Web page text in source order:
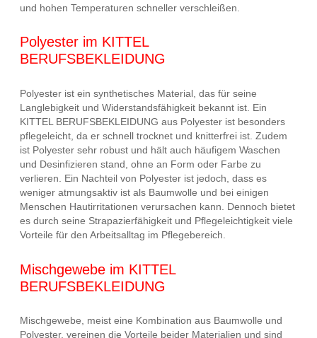
und hohen Temperaturen schneller verschleißen.
Polyester im KITTEL
BERUFSBEKLEIDUNG
Polyester ist ein synthetisches Material, das für seine
Langlebigkeit und Widerstandsfähigkeit bekannt ist. Ein
KITTEL BERUFSBEKLEIDUNG aus Polyester ist besonders
pflegeleicht, da er schnell trocknet und knitterfrei ist. Zudem
ist Polyester sehr robust und hält auch häufigem Waschen
und Desinfizieren stand, ohne an Form oder Farbe zu
verlieren. Ein Nachteil von Polyester ist jedoch, dass es
weniger atmungsaktiv ist als Baumwolle und bei einigen
Menschen Hautirritationen verursachen kann. Dennoch bietet
es durch seine Strapazierfähigkeit und Pflegeleichtigkeit viele
Vorteile für den Arbeitsalltag im Pflegebereich.
Mischgewebe im KITTEL
BERUFSBEKLEIDUNG
Mischgewebe, meist eine Kombination aus Baumwolle und
Polyester, vereinen die Vorteile beider Materialien und sind